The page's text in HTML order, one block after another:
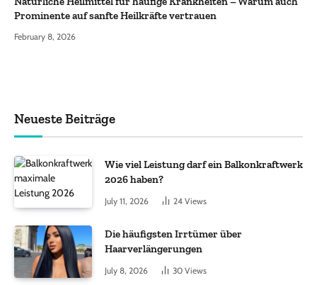
Prominente auf sanfte Heilkräfte vertrauen
February 8, 2026
Neueste Beiträge
Wie viel Leistung darf ein Balkonkraftwerk
2026 haben?
July 11, 2026 24 Views
Die häufigsten Irrtümer über
Haarverlängerungen
July 8, 2026 30 Views